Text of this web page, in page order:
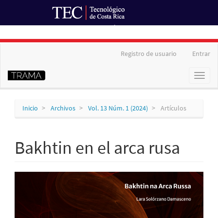
principal
Registro de usuario Entrar
Toggle
Inicio Archivos Vol. 13 Núm. 1 (2024) Artículos
Bakhtin en el arca rusa
Barra
lateral
del